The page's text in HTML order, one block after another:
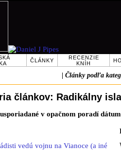
ČLÁNKY
RECENZIE
KNÍH
Články podľa
článkov: Radikálny
v opačnom poradí
vedú vojnu na Vianoce (a iné